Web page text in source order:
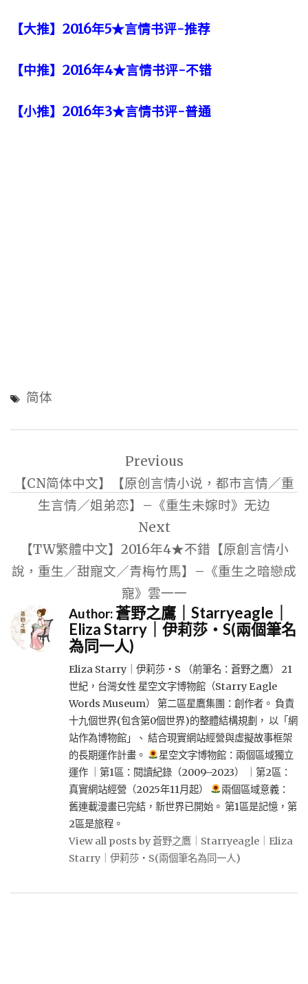
【大推】2016年5★言情书评-推荐
【中推】2016年4★言情书评-不错
【小推】2016年3★言情书评-普通
简体
導
Previous
【CN简体中文】【原创言情小说，都市言情／重
生言情／姐弟恋】–《重生未嫁时》无边
Next
【TW繁體中文】2016年4★不錯【原創言情小
說，重生／甜寵文／青梅竹馬】–《重生之暗戀成
寵》雲一一
Author:蒼野之鷹｜Starryeagle｜
Eliza Starry｜伊莉莎・S(兩個筆名
為同一人)
Eliza Starry｜伊莉莎・S （前筆名：蒼野之鷹） 21
世紀，台灣女性 星空文字博物館（Starry Eagle
Words Museum） 第二區星鷹集團：創作者。 負責
十九個世界(包含第0個世界)的整體結構規劃， 以「網
站作為博物館」、 結合現實網站經營與虛擬故事框架
的長期運作計畫。
星空文字博物館：兩個區域獨立
運作 ｜第1區：閱讀紀錄（2009–2023） ｜第2區：
真實網站經營（2025年11月起）
兩個區域意義：
舊連載漫畫已完結，新世界已開始。 第1區是記憶，第
2區是旅程。
View all posts by 蒼野之鷹｜Starryeagle｜Eliza
Starry｜伊莉莎・S(兩個筆名為同一人)